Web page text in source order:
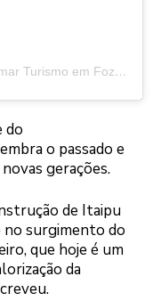
Uma publicação partilhada por Loumar Turismo em Foz do Iguaçu (@loumartur)
do
o passado e
gerações.
de Itaipu
surgimento do
que hoje é um
da